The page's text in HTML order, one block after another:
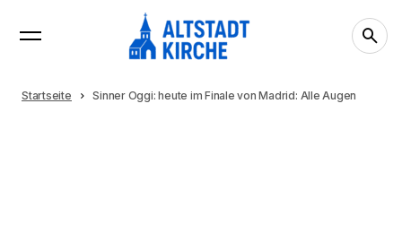
Startseite Sinner Oggi: heute im Finale von Madrid: Alle Augen